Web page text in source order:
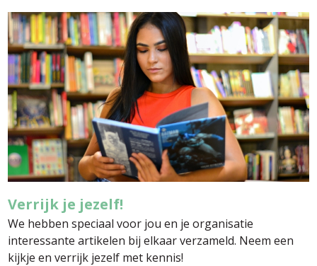
Verrijk je jezelf!
We hebben speciaal voor jou en je organisatie
interessante artikelen bij elkaar verzameld. Neem een
kijkje en verrijk jezelf met kennis!